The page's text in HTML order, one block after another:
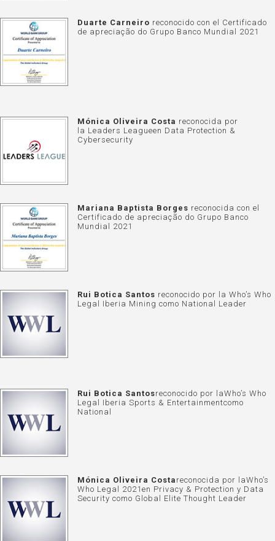
Duarte Carneiro reconocido con el Certificado
de apreciação do Grupo Banco Mundial 2021
Mónica Oliveira Costa reconocida por
la Leaders Leagueen Data Protection &
Cybersecurity
Mariana Baptista Borges reconocida con el
Certificado de apreciação do Grupo Banco
Mundial 2021
Rui Botica Santos reconocido por la Who’s Who
Legal Iberia Mining como National Leader
Rui Botica Santosreconocido por laWho’s Who
Legal Iberia Sports & Entertainmentcomo
National
Mónica Oliveira Costa reconocida por laWho’s
Who Legal 2021en Privacy & Protection y Data
Security como Global Elite Thought Leader